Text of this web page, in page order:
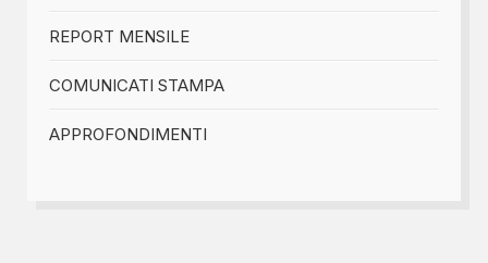
REPORT MENSILE
COMUNICATI STAMPA
APPROFONDIMENTI